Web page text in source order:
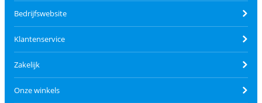
Bedrijfswebsite
Klantenservice
Zakelijk
Onze winkels